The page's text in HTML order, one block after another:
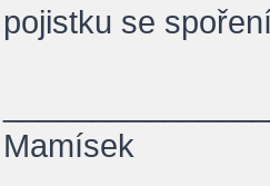
pojistku se
Mamísek